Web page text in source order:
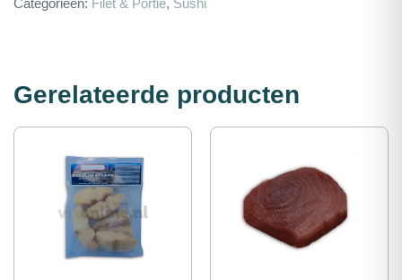
Categorieën: Filet & Portie, Sushi
Gerelateerde producten